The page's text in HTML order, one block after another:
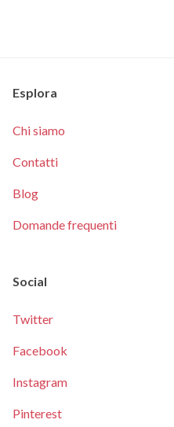
Esplora
Chi siamo
Contatti
Blog
Domande frequenti
Social
Twitter
Facebook
Instagram
Pinterest